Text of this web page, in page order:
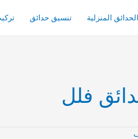
المنزلية تنسيق حدائق
فلل